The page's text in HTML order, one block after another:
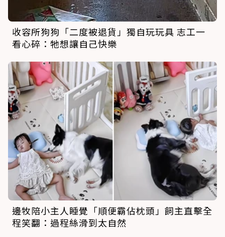
收容所狗狗「二度被退貨」獨自玩玩具 志工一
看心碎：牠想讓自己快樂
邊牧陪小主人睡覺「順便霸佔枕頭」飼主直擊全
程笑翻：過程絲滑到太自然